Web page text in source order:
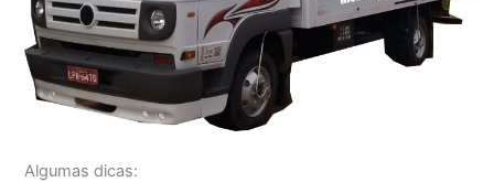
Algumas dicas: